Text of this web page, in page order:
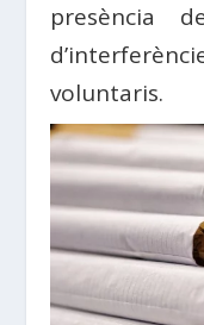
presència
voluntaris.